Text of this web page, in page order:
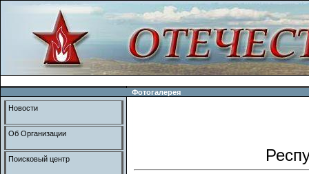
Фотогалерея
Новости
Об Организации
Поисковый центр